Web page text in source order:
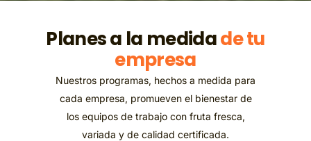
Planesa la medidadetu
empresa
Nuestros programas, hechos a medida para
cada empresa, promueven el bienestar de
los equipos de trabajo con fruta fresca,
variada y de calidad certificada.